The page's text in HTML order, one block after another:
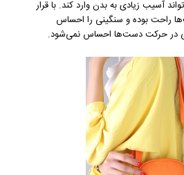
آسیب زیادی به بدن وارد کند. با قرار
راحت بوده و سنگینی را احساس
در حرکت دست‌ها احساس نمی‌شود.